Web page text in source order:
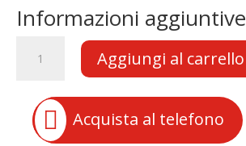
e
o
k
at
s
A
p
p
ai
l
p
y
Li
n
k
Informazioni aggiuntive
RUOTA
PERNI
GANASCIA
Aggiungi al carrello
 Acquista al telefono